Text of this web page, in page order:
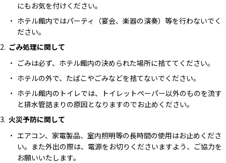
にもお気を付けください。
ホテル館内ではパーティ（宴会、楽器の演奏）等を行わないでく
ださい。
ごみ処理に関して
ごみは必ず、ホテル館内の決められた場所に捨ててください。
ホテルの外で、たばこやごみなどを捨てないでください。
ホテル館内のトイレでは、トイレットペーパー以外のものを流す
と排水管詰まりの原因となりますのでお止めください。
火災予防に関して
エアコン、家電製品、室内照明等の長時間の使用はお止めくださ
い。また外出の際は、電源をお切りくださいますよう、ご協力を
お願いいたします。